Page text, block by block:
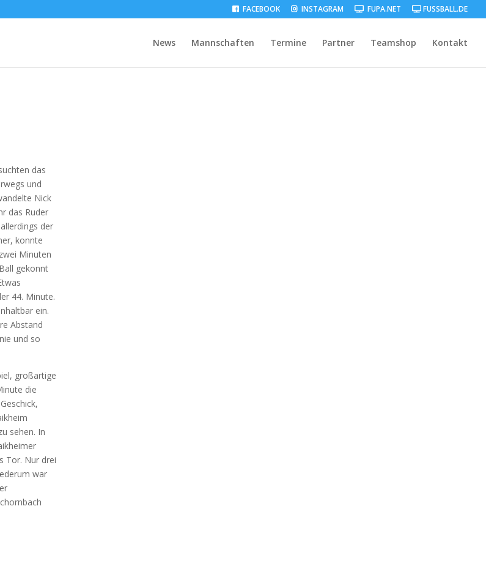
FACEBOOK INSTAGRAM FUPA.NET FUSSBALL.DE
News Mannschaften Termine Partner Teamshop Kontakt
das
und
Nick
das Ruder
der
konnte
Minuten
gekonnt
44. Minute.
ein.
Abstand
und so
großartige
die
sehen. In
Tor. Nur drei
war